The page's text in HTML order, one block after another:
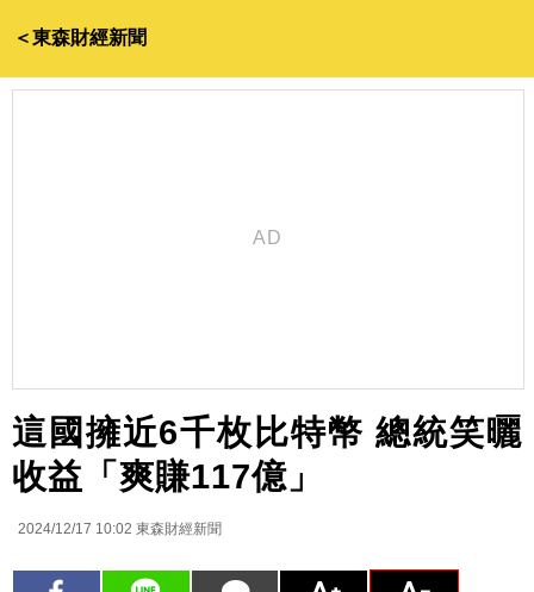
＜東森財經新聞
這國擁近6千枚比特幣 總統笑曬
收益「爽賺117億」
2024/12/17 10:02 東森財經新聞